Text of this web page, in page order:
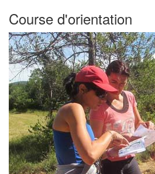
Course d'orientation